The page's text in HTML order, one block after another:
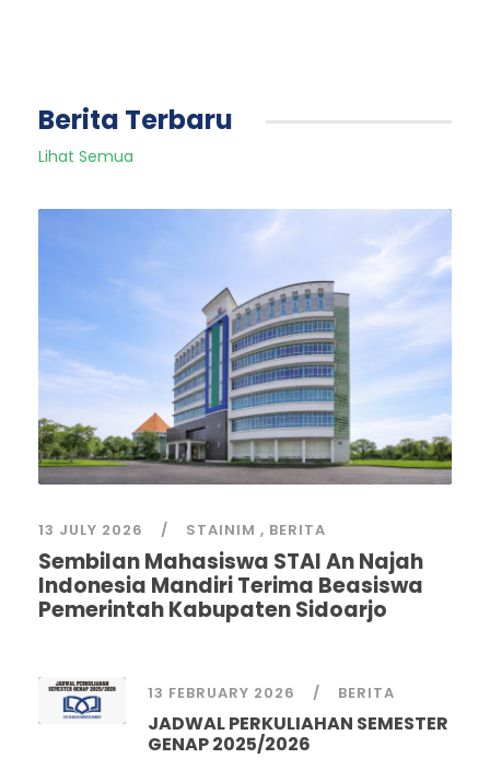
Berita Terbaru
Lihat Semua
13 JULY 2026 STAINIM , BERITA
Sembilan Mahasiswa STAI An Najah
Indonesia Mandiri Terima Beasiswa
Pemerintah Kabupaten Sidoarjo
13 FEBRUARY 2026 BERITA
JADWAL PERKULIAHAN SEMESTER
GENAP 2025/2026